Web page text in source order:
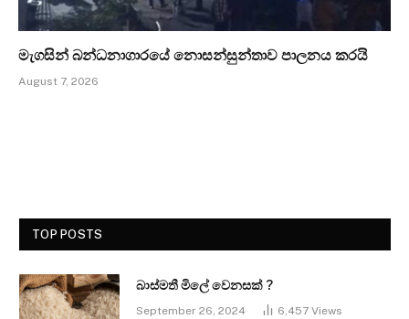
මැගසින් බන්ධනාගාරයේ නොසන්සුන්තාව පාලනය කරයි
August 7, 2026
TOP POSTS
බාස්මතී මිලේ වෙනසක් ?
September 26, 2024 6,457 Views